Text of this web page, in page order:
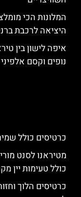
המלונות הכי
היציאה לרכבת
איפה לישון בין
נופים וקסם אלפיני
כרטיסים כולל
מטיראנו לסנט
כולל טעימות יין
כרטיסים הלוך